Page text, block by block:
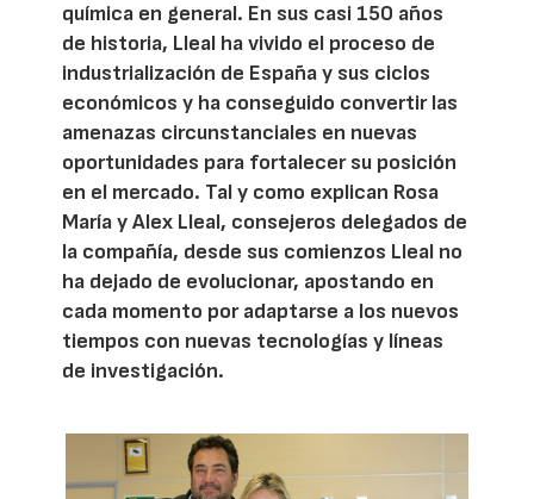
química en general. En sus casi 150 años
de historia, Lleal ha vivido el proceso de
industrialización de España y sus ciclos
económicos y ha conseguido convertir las
amenazas circunstanciales en nuevas
oportunidades para fortalecer su posición
en el mercado. Tal y como explican Rosa
María y Alex Lleal, consejeros delegados de
la compañía, desde sus comienzos Lleal no
ha dejado de evolucionar, apostando en
cada momento por adaptarse a los nuevos
tiempos con nuevas tecnologías y líneas
de investigación.